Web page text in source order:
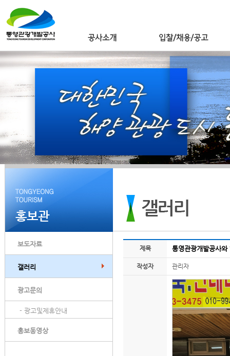
보도자료
갤러리
광고문의
- 광고및제휴안내
홍보동영상
제목 통영관광개발공사
작성자 관리자